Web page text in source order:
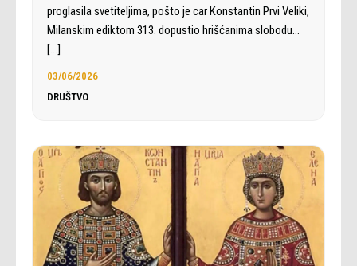
proglasila svetiteljima, pošto je car Konstantin Prvi Veliki,
Milanskim ediktom 313. dopustio hrišćanima slobodu…
[…]
03/06/2026
DRUŠTVO